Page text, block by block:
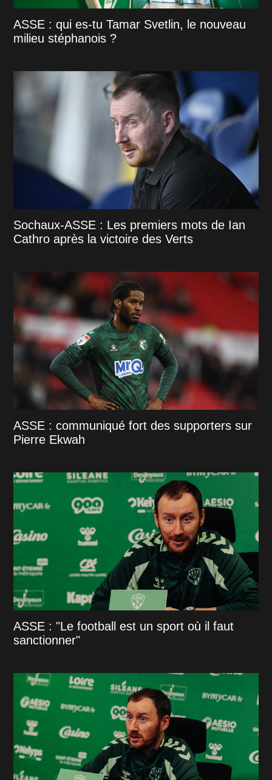
ASSE : qui es-tu Tamar Svetlin, le nouveau
milieu stéphanois ?
Sochaux-ASSE : Les premiers mots de Ian
Cathro après la victoire des Verts
ASSE : communiqué fort des supporters sur
Pierre Ekwah
ASSE : "Le football est un sport où il faut
sanctionner"